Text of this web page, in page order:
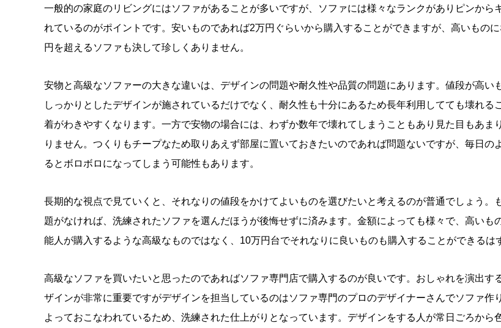
一般的の家庭のリビングにはソファがあることが多いですが、ソファには様々なランクがありピンから
れているのがポイントです。安いものであれば2万円ぐらいから購入することができますが、高いものに
円を超えるソファも決して珍しくありません。
安物と高級なソファーの大きな違いは、デザインの問題や耐久性や品質の問題にあります。値段が高い
しっかりとしたデザインが施されているだけでなく、耐久性も十分にあるため長年利用してても壊れる
着がわきやすくなります。一方で安物の場合には、わずか数年で壊れてしまうこともあり見た目もあま
りません。つくりもチープなため取りあえず部屋に置いておきたいのであれば問題ないですが、毎日の
るとボロボロになってしまう可能性もあります。
長期的な視点で見ていくと、それなりの値段をかけてよいものを選びたいと考えるのが普通でしょう。
題がなければ、洗練されたソファを選んだほうが後悔せずに済みます。金額によっても様々で、高いも
能人が購入するような高級なものではなく、 10万円台でそれなりに良いものも購入することができるは
高級なソファを買いたいと思ったのであればソファ専門店で購入するのが良いです。おしゃれを演出す
ザインが非常に重要ですがデザインを担当しているのはソファ専門のプロのデザイナーさんでソファ作
よっておこなわれているため、洗練された仕上がりとなっています。デザインをする人が常日ごろから